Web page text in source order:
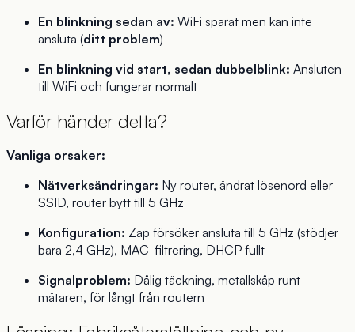
En blinkning sedan av: WiFi sparat men kan inte
ansluta (ditt problem)
En blinkning vid start, sedan dubbelblink: Ansluten
till WiFi och fungerar normalt
Varför händer detta?
Vanliga orsaker:
Nätverksändringar: Ny router, ändrat lösenord eller
SSID, router bytt till 5 GHz
Konfiguration: Zap försöker ansluta till 5 GHz (stödjer
bara 2,4 GHz), MAC-filtrering, DHCP fullt
Signalproblem: Dålig täckning, metallskåp runt
mätaren, för långt från routern